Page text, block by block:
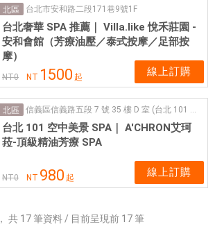
北區 台北市安和路二段171巷9號1F
台北奢華 SPA 推薦｜ Villa.like 悅禾莊園 -
安和會館（芳療油壓／泰式按摩／足部按
摩）
NT0 NT 1500 起 線上訂購
北區 信義區信義路五段 7 號 35 樓 D 室 (台北 101 金融大樓)
台北 101 空中美景 SPA｜ A'CHRON艾珂
菈-頂級精油芳療 SPA
NT0 NT 980 起 線上訂購
， 共 17 筆資料 / 目前呈現前 17 筆